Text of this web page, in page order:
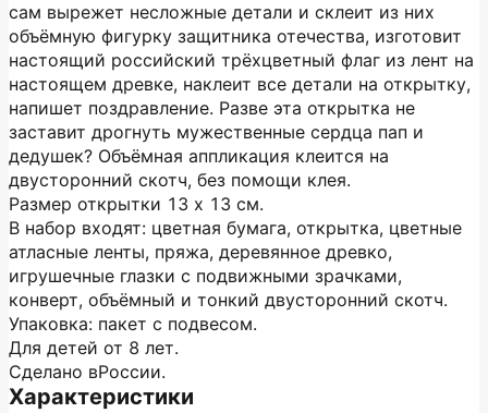
сам вырежет несложные детали и склеит из них
объёмную фигурку защитника отечества, изготовит
настоящий российский трёхцветный флаг из лент на
настоящем древке, наклеит все детали на открытку,
напишет поздравление. Разве эта открытка не
заставит дрогнуть мужественные сердца пап и
дедушек? Объёмная аппликация клеится на
двусторонний скотч, без помощи клея.
Размер открытки 13 х 13 см.
В набор входят: цветная бумага, открытка, цветные
атласные ленты, пряжа, деревянное древко,
игрушечные глазки с подвижными зрачками,
конверт, объёмный и тонкий двусторонний скотч.
Упаковка: пакет с подвесом.
Для детей от 8 лет.
Сделано вРоссии.
Характеристики